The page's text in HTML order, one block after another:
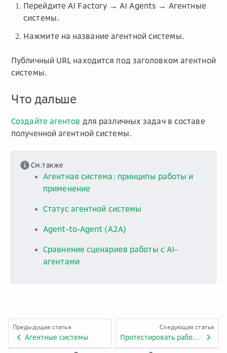
Перейдите AI Factory → AI Agents → Агентные
системы.
Нажмите на название агентной системы.
Публичный URL находится под заголовком агентной
системы.
Что дальше
Создайте агентов для различных задач в составе
полученной агентной системы.
См.также
Агентная система: принципы работы и
применение
Статус агентной системы
Agent-to-Agent (A2A)
Сравнение сценариев работы с AI-
агентами
Предыдущая статья
Агентные системы
Следующая статья
Протестировать работу агентной системы